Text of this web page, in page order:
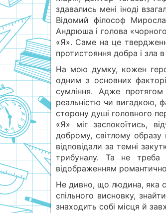
здавались мені іноді
Відомий філософ
Андрюша і голова
«Я». Саме на це
протистояння добра і зла
На мою думку, кожен
одним з основних
сумління. Адже
реальністю чи вигадкою,
сторону душі головного
«Я» міг заспокоїтись,
доброму, світлому образу
відповідали за темні
трибуналу. Та не
відображенням
Не дивно, що людина, яка
спільного висновку,
знаходить собі місця й